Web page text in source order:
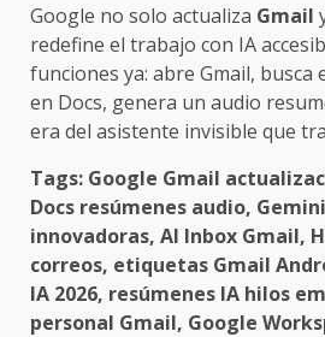
Google no solo actualiza Gmail
redefine el trabajo con IA
funciones ya: abre Gmail, busca
en Docs, genera un audio
era del asistente invisible que
Tags: Google Gmail
Docs resúmenes audio,
innovadoras, AI Inbox Gmail,
correos, etiquetas Gmail
IA 2026, resúmenes IA hilos
personal Gmail, Google